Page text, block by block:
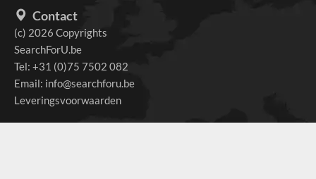
Contact
(c) 2026 Copyrights
SearchForU.be
Tel: +31 (0)75 7502 082
Email: info@searchforu.be
Leveringsvoorwaarden